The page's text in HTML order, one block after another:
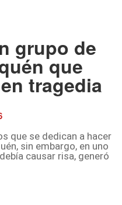
grupo de
que
tragedia
que se dedican a hacer
sin embargo, en uno
causar risa, generó